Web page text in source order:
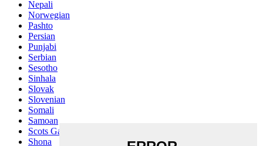
Nepali
Norwegian
Pashto
Persian
Punjabi
Serbian
Sesotho
Sinhala
Slovak
Slovenian
Somali
Samoan
Scots Gaelic
Shona